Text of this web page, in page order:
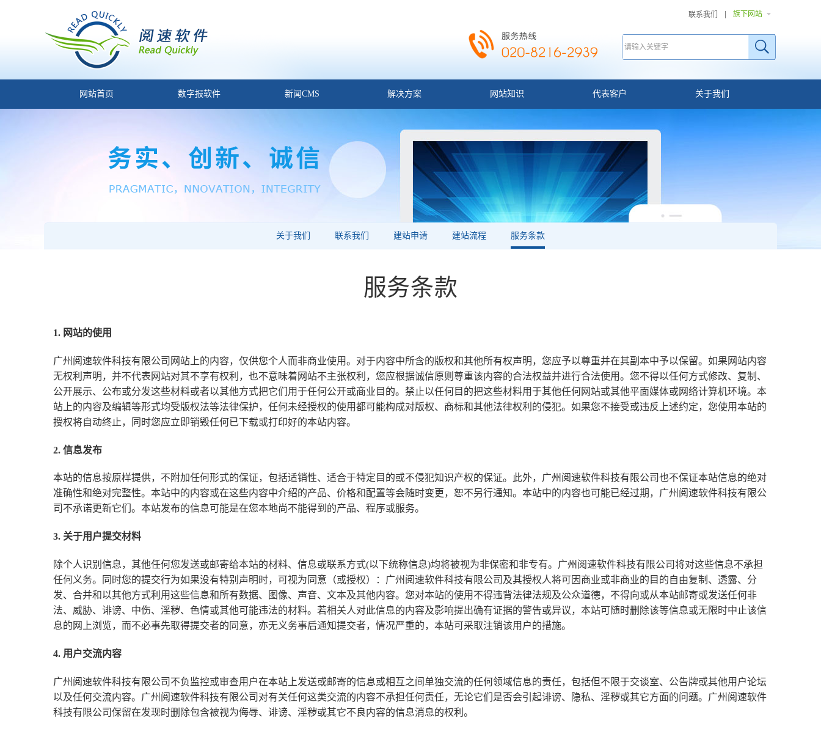
联系我们 旗下网站
网站首页 数字报软件 新闻CMS 解决方案 网站知识 代表客户 关于我们
关于我们 联系我们 建站申请 建站流程 服务条款
服务条款
1. 网站的使用
广州阅速软件科技有限公司网站上的内容，仅供您个人而非商业使用。对于内容中所含的版权和其他所有权声明，您应予以尊重并在其副本中予以保留。如果网站内容
无权利声明，并不代表网站对其不享有权利，也不意味着网站不主张权利，您应根据诚信原则尊重该内容的合法权益并进行合法使用。您不得以任何方式修改、复制、
公开展示、公布或分发这些材料或者以其他方式把它们用于任何公开或商业目的。禁止以任何目的把这些材料用于其他任何网站或其他平面媒体或网络计算机环境。本
站上的内容及编辑等形式均受版权法等法律保护，任何未经授权的使用都可能构成对版权、商标和其他法律权利的侵犯。如果您不接受或违反上述约定，您使用本站的
授权将自动终止，同时您应立即销毁任何已下载或打印好的本站内容。
2. 信息发布
本站的信息按原样提供，不附加任何形式的保证，包括适销性、适合于特定目的或不侵犯知识产权的保证。此外，广州阅速软件科技有限公司也不保证本站信息的绝对
准确性和绝对完整性。本站中的内容或在这些内容中介绍的产品、价格和配置等会随时变更，恕不另行通知。本站中的内容也可能已经过期，广州阅速软件科技有限公
司不承诺更新它们。本站发布的信息可能是在您本地尚不能得到的产品、程序或服务。
3. 关于用户提交材料
除个人识别信息，其他任何您发送或邮寄给本站的材料、信息或联系方式(以下统称信息)均将被视为非保密和非专有。广州阅速软件科技有限公司将对这些信息不承担
任何义务。同时您的提交行为如果没有特别声明时，可视为同意（或授权）：广州阅速软件科技有限公司及其授权人将可因商业或非商业的目的自由复制、透露、分
发、合并和以其他方式利用这些信息和所有数据、图像、声音、文本及其他内容。您对本站的使用不得违背法律法规及公众道德，不得向或从本站邮寄或发送任何非
法、威胁、诽谤、中伤、淫秽、色情或其他可能违法的材料。若相关人对此信息的内容及影响提出确有证据的警告或异议，本站可随时删除该等信息或无限时中止该信
息的网上浏览，而不必事先取得提交者的同意，亦无义务事后通知提交者，情况严重的，本站可采取注销该用户的措施。
4. 用户交流内容
广州阅速软件科技有限公司不负监控或审查用户在本站上发送或邮寄的信息或相互之间单独交流的任何领域信息的责任，包括但不限于交谈室、公告牌或其他用户论坛
以及任何交流内容。广州阅速软件科技有限公司对有关任何这类交流的内容不承担任何责任，无论它们是否会引起诽谤、隐私、淫秽或其它方面的问题。广州阅速软件
科技有限公司保留在发现时删除包含被视为侮辱、诽谤、淫秽或其它不良内容的信息消息的权利。